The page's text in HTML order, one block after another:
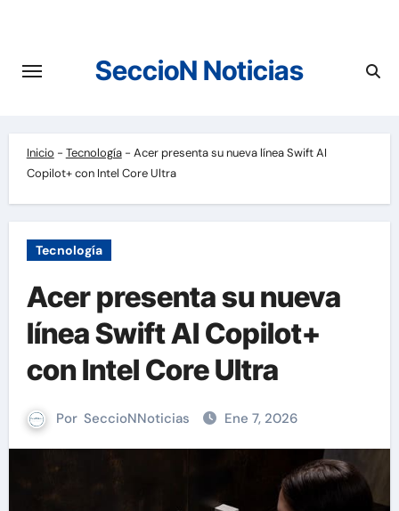
contenido
SeccioN Noticias
Inicio - Tecnología- Acer presenta su nueva línea Swift AI
Copilot+ con Intel Core Ultra
Tecnología
Acer presenta su nueva
línea Swift AI Copilot+
con Intel Core Ultra
Por SeccioNNoticias Ene 7, 2026